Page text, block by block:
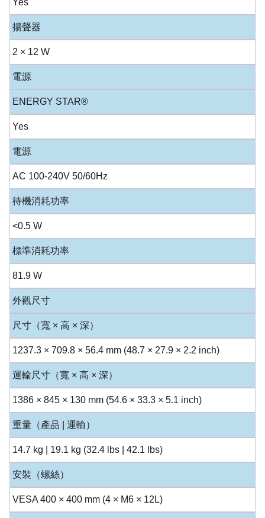
揚聲器
2 × 12 W
電源
ENERGY STAR®
Yes
電源
AC 100-240V 50/60Hz
待機消耗功率
<0.5 W
標準消耗功率
81.9 W
外觀尺寸
尺寸（寬 × 高 × 深）
1237.3 × 709.8 × 56.4 mm (48.7 × 27.9 × 2.2 inch)
運輸尺寸（寬 × 高 × 深）
1386 × 845 × 130 mm (54.6 × 33.3 × 5.1 inch)
重量（產品 | 運輸）
14.7 kg | 19.1 kg (32.4 lbs | 42.1 lbs)
安裝（螺絲）
VESA 400 × 400 mm (4 × M6 × 12L)